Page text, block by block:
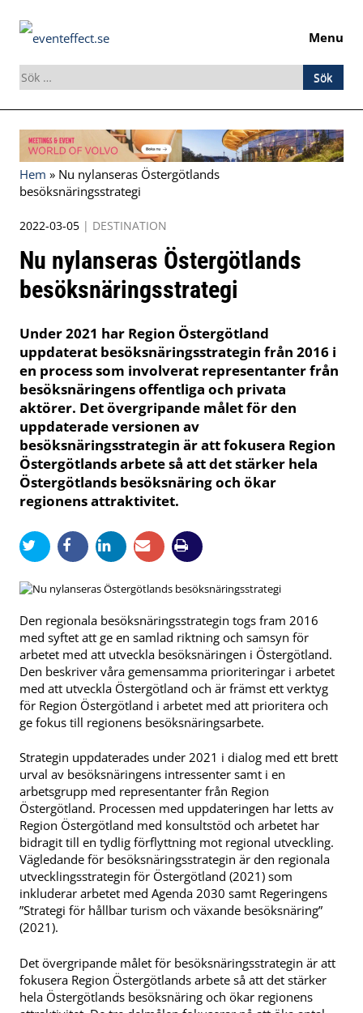
Menu
Sök
efter:
Skip
to
content
Hem » Nu nylanseras Östergötlands
besöksnäringsstrategi
2022-03-05 | DESTINATION
Nu nylanseras Östergötlands
besöksnäringsstrategi
Under 2021 har Region Östergötland
uppdaterat besöksnäringsstrategin från 2016 i
en process som involverat representanter från
besöksnäringens offentliga och privata
aktörer. Det övergripande målet för den
uppdaterade versionen av
besöksnäringsstrategin är att fokusera Region
Östergötlands arbete så att det stärker hela
Östergötlands besöksnäring och ökar
regionens attraktivitet.
Den regionala besöksnäringsstrategin togs fram 2016
med syftet att ge en samlad riktning och samsyn för
arbetet med att utveckla besöksnäringen i Östergötland.
Den beskriver våra gemensamma prioriteringar i arbetet
med att utveckla Östergötland och är främst ett verktyg
för Region Östergötland i arbetet med att prioritera och
ge fokus till regionens besöksnäringsarbete.
Strategin uppdaterades under 2021 i dialog med ett brett
urval av besöksnäringens intressenter samt i en
arbetsgrupp med representanter från Region
Östergötland. Processen med uppdateringen har letts av
Region Östergötland med konsultstöd och arbetet har
bidragit till en tydlig förflyttning mot regional utveckling.
Vägledande för besöksnäringsstrategin är den regionala
utvecklingsstrategin för Östergötland (2021) som
inkluderar arbetet med Agenda 2030 samt Regeringens
”Strategi för hållbar turism och växande besöksnäring”
(2021).
Det övergripande målet för besöksnäringsstrategin är att
fokusera Region Östergötlands arbete så att det stärker
hela Östergötlands besöksnäring och ökar regionens